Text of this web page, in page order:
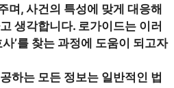
며, 사건의 특성에 맞게 대응해
생각합니다. 로가이드는 이러
’를 찾는 과정에 도움이 되고자
하는 모든 정보는 일반적인 법